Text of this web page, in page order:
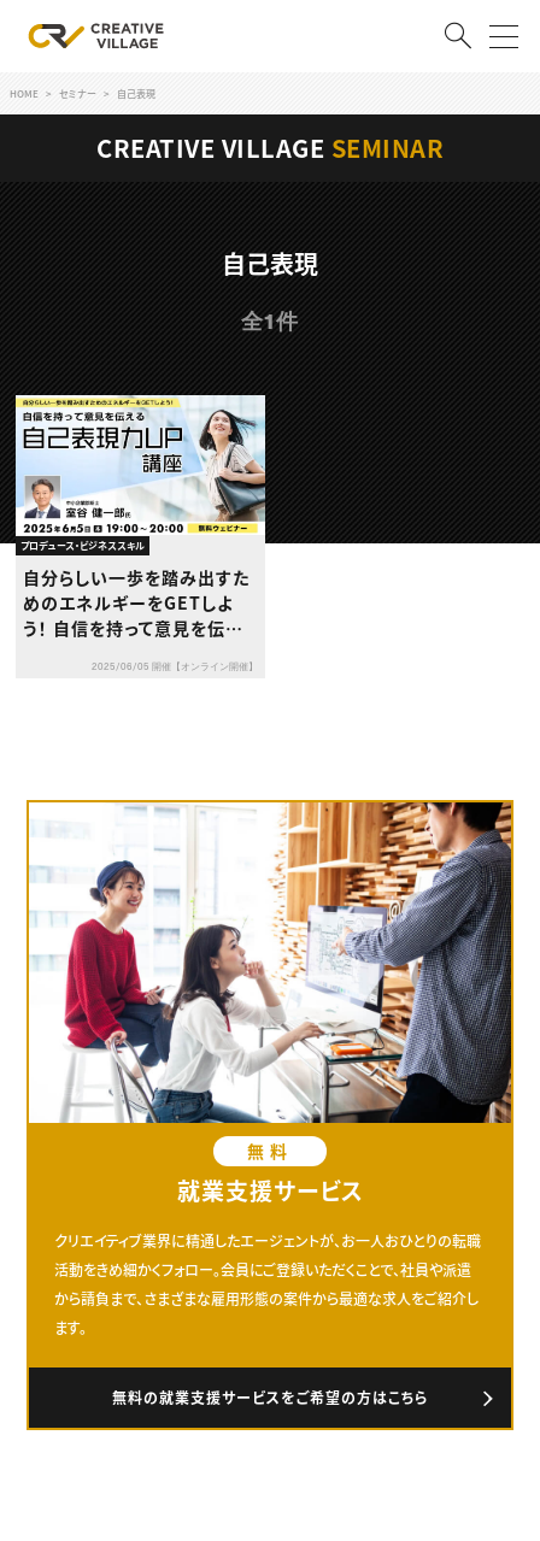
ACCOUNT
ログイン 会員登録
RECRUIT
クリエイター求人を探す
CREATIVE JOB求人検索
特集求人
採用説明会
転職支援サービス
CONTENTS
スキルアップしたい！
スキルアップしたい！ トップ
デザイン
プログラミング
動画配信・映像制作
編集・ライティング
マーケティング
ディレクション
業界解説・キャリア事情
お役立ち基礎知識
TOP Creator’s コラム
TOP Creator’s コラム トップ
Webクリエイター
アプリクリエイター
ゲームクリエイター
映像クリエイター
マーケッター
クリエイターインタビュー
セミナー
ニュース・トレンド
ニュース・トレンド トップ
プロフェッショナル×つながる×メディア
HOME セミナー 自己表現
CREATIVE VILLAGE SEMINAR
自己表現
全1件
プロデュース・ビジネススキル
自分らしい一歩を踏み出すた
めのエネルギーをGETしよ
う！ 自信を持って意見を伝え
2025/06/05 開催【オンライン開催】
無料
就業支援サービス
クリエイティブ業界に精通したエージェントが、お一人おひとりの転職
活動をきめ細かくフォロー。会員にご登録いただくことで、社員や派遣
から請負まで、さまざまな雇用形態の案件から最適な求人をご紹介し
ます。
無料の就業支援サービスをご希望の方はこちら